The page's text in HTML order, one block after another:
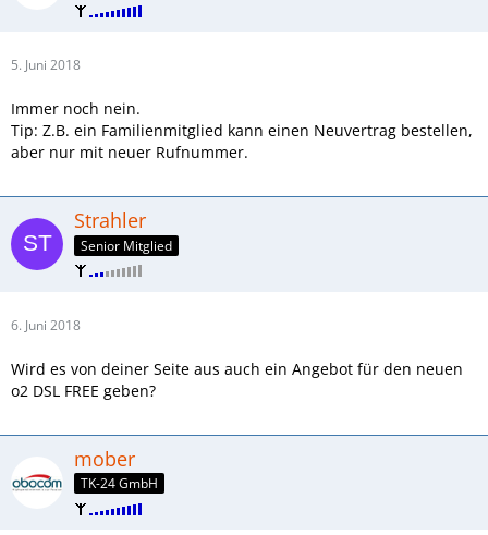
5. Juni 2018
Immer noch nein.
Tip: Z.B. ein Familienmitglied kann einen Neuvertrag bestellen,
aber nur mit neuer Rufnummer.
Strahler
Senior Mitglied
6. Juni 2018
Wird es von deiner Seite aus auch ein Angebot für den neuen
o2 DSL FREE geben?
mober
TK-24 GmbH